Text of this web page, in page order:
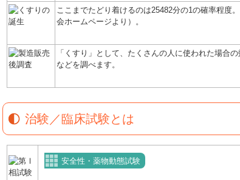
ここまでたどり着けるのは25482分の1の確率程度
会ホームページより）。
「くすり」として、たくさんの人に使われた場合
などを調べます。
治験／臨床試験とは
安全性・薬物動態試験